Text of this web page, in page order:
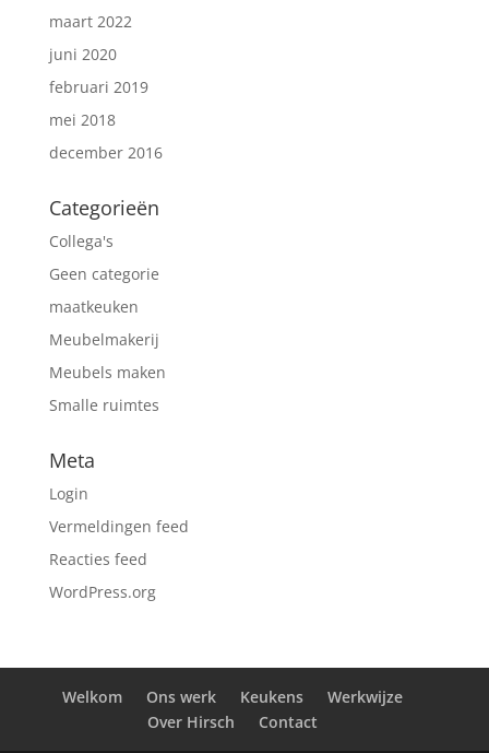
maart 2022
juni 2020
februari 2019
mei 2018
december 2016
Categorieën
Collega's
Geen categorie
maatkeuken
Meubelmakerij
Meubels maken
Smalle ruimtes
Meta
Login
Vermeldingen feed
Reacties feed
WordPress.org
Welkom Ons werk Keukens
Werkwijze
Over Hirsch
Contact